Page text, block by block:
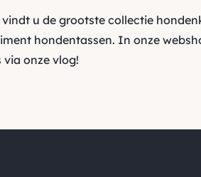
u de grootste collectie
hondentassen. In onze
onze vlog!